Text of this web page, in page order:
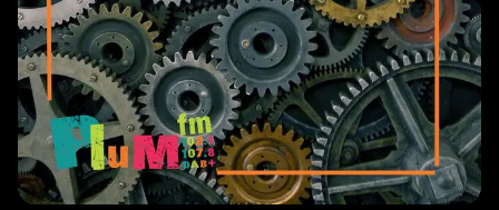
Faire un don
Qui on est ?